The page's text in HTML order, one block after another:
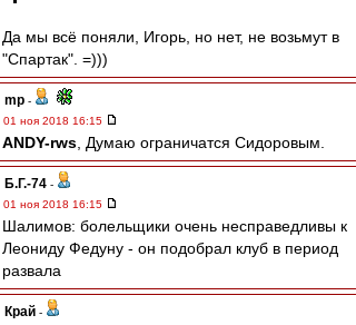
Да мы всё поняли, Игорь, но нет, не возьмут в
"Спартак". =)))
mp -
01 ноя 2018 16:15
ANDY-rws , Думаю ограничатся Сидоровым.
Б.Г.-74 -
01 ноя 2018 16:15
Шалимов: болельщики очень несправедливы к
Леониду Федуну - он подобрал клуб в период
развала
Край -